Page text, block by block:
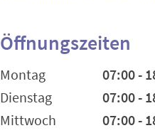
Öffnungszeiten
Montag
07:00 -
Dienstag
07:00 -
Mittwoch
07:00 -